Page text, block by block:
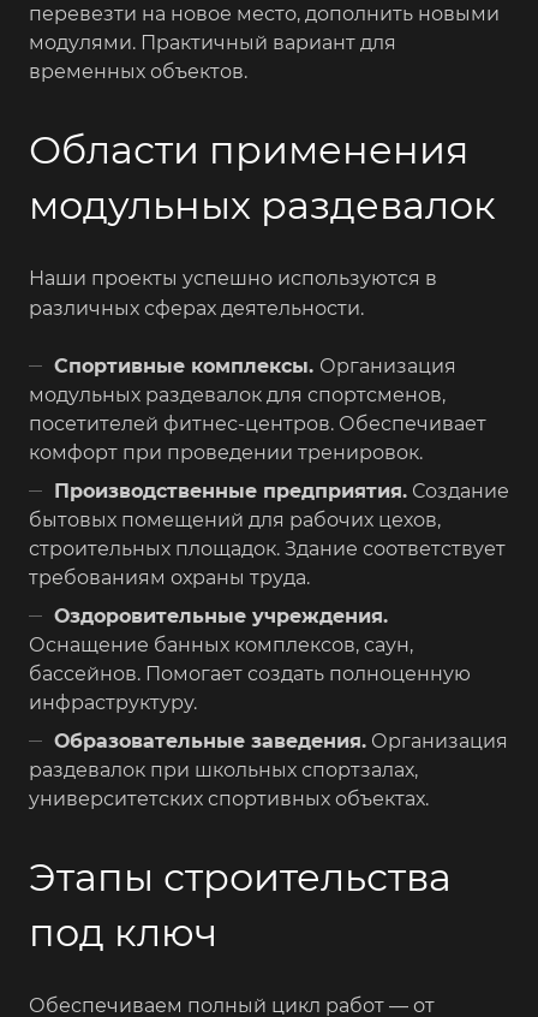
перевезти на новое место, дополнить новыми
модулями. Практичный вариант для
временных объектов.
Области применения
модульных раздевалок
Наши проекты успешно используются в
различных сферах деятельности.
Спортивные комплексы. Организация
модульных раздевалок для спортсменов,
посетителей фитнес-центров. Обеспечивает
комфорт при проведении тренировок.
Производственные предприятия. Создание
бытовых помещений для рабочих цехов,
строительных площадок. Здание соответствует
требованиям охраны труда.
Оздоровительные учреждения.
Оснащение банных комплексов, саун,
бассейнов. Помогает создать полноценную
инфраструктуру.
Образовательные заведения. Организация
раздевалок при школьных спортзалах,
университетских спортивных объектах.
Этапы строительства
под ключ
Обеспечиваем полный цикл работ — от